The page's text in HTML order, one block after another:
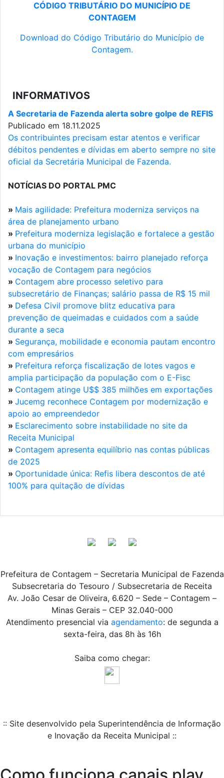
CÓDIGO TRIBUTÁRIO DO MUNICÍPIO DE
CONTAGEM
Download do Código Tributário do Município de
Contagem.
INFORMATIVOS
A Secretaria de Fazenda alerta sobre golpe de REFIS
Publicado em 18.11.2025
Os contribuintes precisam estar atentos e verificar
débitos pendentes e dívidas em aberto sempre no site
oficial da Secretária Municipal de Fazenda.
NOTÍCIAS DO PORTAL PMC
» Mais agilidade: Prefeitura moderniza serviços na
área de planejamento urbano
» Prefeitura moderniza legislação e fortalece a gestão
urbana do município
» Inovação e investimentos: bairro planejado reforça
vocação de Contagem para negócios
» Contagem abre processo seletivo para
subsecretário de Finanças; salário passa de R$ 15 mil
» Defesa Civil promove blitz educativa para
prevenção de queimadas e cuidados com a saúde
durante a seca
» Segurança, mobilidade e economia pautam encontro
com empresários
» Prefeitura reforça fiscalização de lotes vagos e
amplia participação da população com o E-Fisc
» Contagem atinge U$$ 385 milhões em exportações
» Jucemg reconhece Contagem por modernização e
apoio ao empreendedor
» Esclarecimento sobre instabilidade no site da
Receita Municipal
» Contagem apresenta equilíbrio nas contas públicas
de 2025
» Oportunidade única: Refis libera descontos de até
100% para quitação de dívidas
Prefeitura de Contagem – Secretaria Municipal de Fazenda
Subsecretaria do Tesouro / Subsecretaria de Receita
Av. João Cesar de Oliveira, 6.620 – Sede – Contagem –
Minas Gerais – CEP 32.040-000
Atendimento presencial via agendamento: de segunda a
sexta-feira, das 8h às 16h
Saiba como chegar:
:: Site desenvolvido pela Superintendência de Informação
e Inovação da Receita Municipal ::